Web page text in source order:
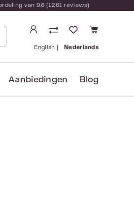
van 9.6 (1261 reviews)
Je hebt 0
English Nederlands
Aanbiedingen Blog